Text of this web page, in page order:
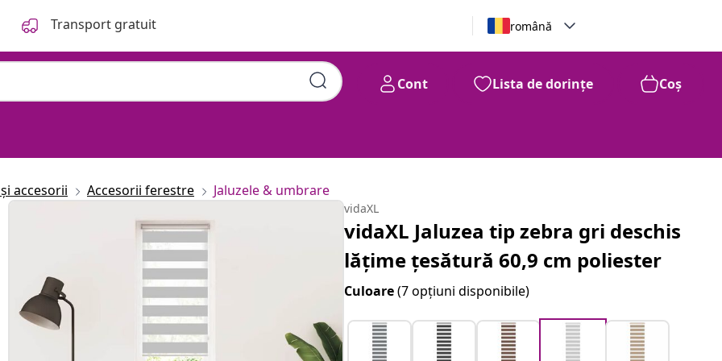
Transport gratuit română
Cont Lista de dorințe Coș
accesorii Accesorii ferestre Jaluzele & umbrare
vidaXL
vidaXL Jaluzea tip zebra gri deschis
lățime țesătură 60,9 cm poliester
Culoare(7 opțiuni disponibile)